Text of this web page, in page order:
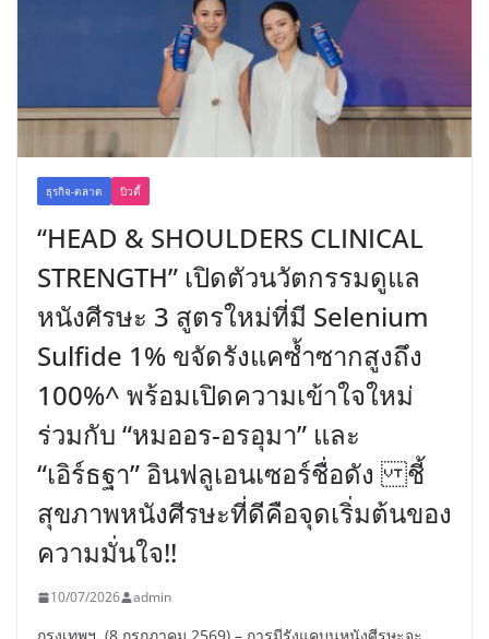
ธุรกิจ-ตลาด บิวตี้
“HEAD & SHOULDERS CLINICAL
STRENGTH” เปิดตัวนวัตกรรมดูแล
หนังศีรษะ 3 สูตรใหม่ที่มี Selenium
Sulfide 1% ขจัดรังแคซ้ำซากสูงถึง
100%^ พร้อมเปิดความเข้าใจใหม่
ร่วมกับ “หมออร-อรอุมา” และ
“เอิร์ธฐา” อินฟลูเอนเซอร์ชื่อดัง ชี้
สุขภาพหนังศีรษะที่ดีคือจุดเริ่มต้นของ
ความมั่นใจ!!
10/07/2026 admin